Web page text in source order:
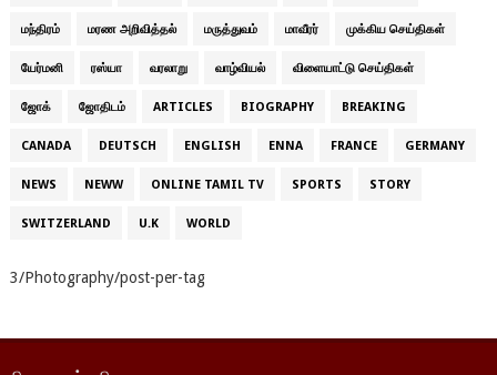
மந்திரம் மரண அறிவித்தல் மருத்துவம் மாவீரர் முக்கிய செய்திகள்
யேர்மனி ரஸ்யா வரலாறு வாழ்வியல் விளையாட்டு செய்திகள்
ஜோக் ஜோதிடம் ARTICLES BIOGRAPHY BREAKING
CANADA DEUTSCH ENGLISH ENNA FRANCE GERMANY
NEWS NEWW ONLINE TAMIL TV SPORTS STORY
SWITZERLAND U.K WORLD
3/Photography/post-per-tag